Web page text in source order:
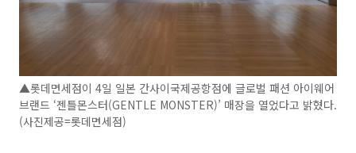
▲롯데면세점이 4일 일본 간사이국제공항점에 글로벌 패션 아이웨어
브랜드 ‘젠틀몬스터(GENTLE MONSTER)’ 매장을 열었다고 밝혔다.
(사진제공=롯데면세점)